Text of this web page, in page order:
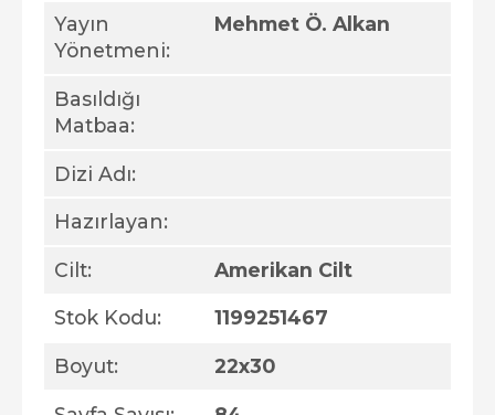
Yayın
Yönetmeni:
Mehmet Ö. Alkan
Basıldığı
Matbaa:
Dizi Adı:
Hazırlayan:
Cilt: Amerikan Cilt
Stok Kodu: 1199251467
Boyut: 22x30